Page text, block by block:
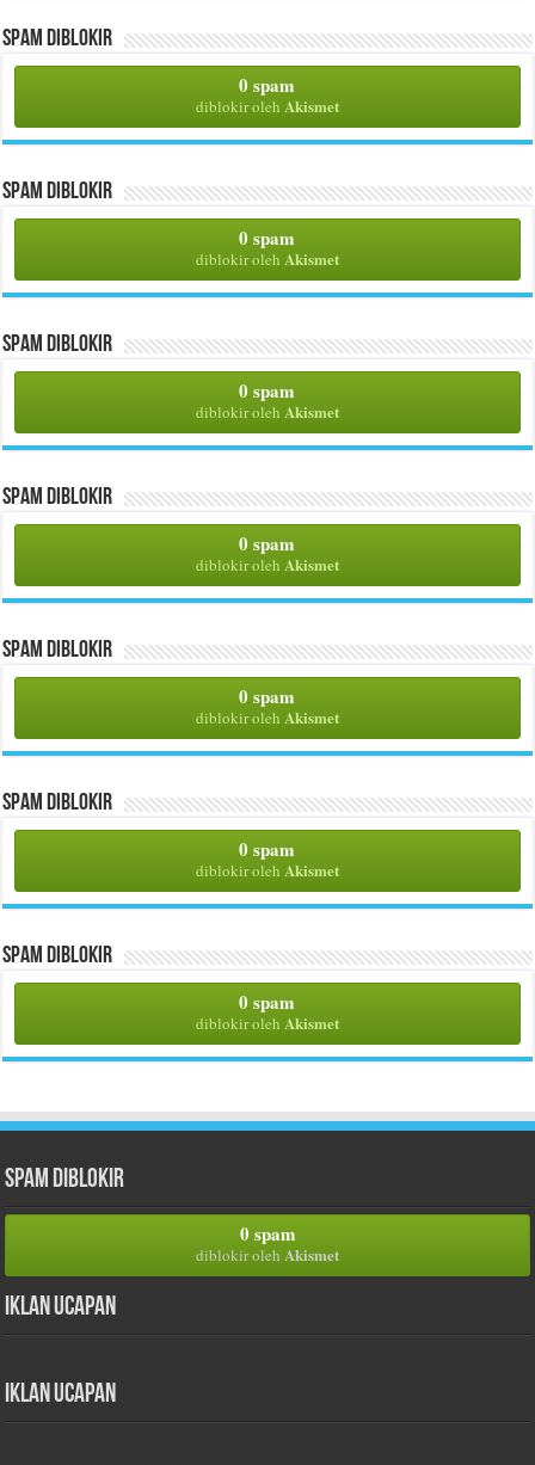
Spam Diblokir
0 spam
diblokir oleh Akismet
Spam Diblokir
0 spam
diblokir oleh Akismet
Spam Diblokir
0 spam
diblokir oleh Akismet
Spam Diblokir
0 spam
diblokir oleh Akismet
Spam Diblokir
0 spam
diblokir oleh Akismet
Spam Diblokir
0 spam
diblokir oleh Akismet
Spam Diblokir
0 spam
diblokir oleh Akismet
Spam Diblokir
0 spam
diblokir oleh Akismet
Iklan Ucapan
Iklan Ucapan